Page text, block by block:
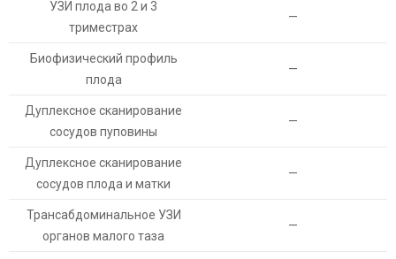
УЗИ плода во 2 и 3
триместрах
—
Биофизический профиль
плода
—
Дуплексное сканирование
сосудов пуповины
—
Дуплексное сканирование
сосудов плода и матки
—
Трансабдоминальное УЗИ
органов малого таза
—